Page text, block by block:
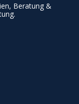
Beratung &